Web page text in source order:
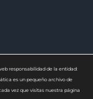
responsabilidad de la entidad:
es un pequeño archivo de
vez que visitas nuestra página